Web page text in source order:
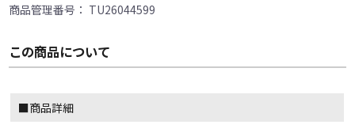
商品管理番号： TU26044599
この商品について
■商品詳細